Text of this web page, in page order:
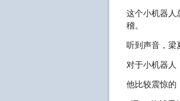
这个小机器人
稽。
听到声音，梁
对于小机器人
他比较震惊的